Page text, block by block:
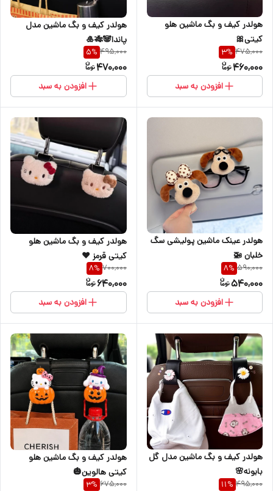
هولدر کیف و بگ ماشین هلو
کیتی🎀
475,000
3%
460,000
افزودن به سبد
هولدر کیف و بگ ماشین مدل
پاندا🐼🎋🎍
495,000
5%
470,000
افزودن به سبد
هولدر عینک ماشین پولیشی سگ
خلبان 🚁
590,000
8%
540,000
افزودن به سبد
هولدر کیف و بگ ماشین هلو
کیتی قرمز ♥️
700,000
8%
640,000
افزودن به سبد
هولدر کیف و بگ ماشین مدل گل
بابونه🌸
495,000
11%
هولدر کیف و بگ ماشین هلو
کیتی هالوین🎃
675,000
3%